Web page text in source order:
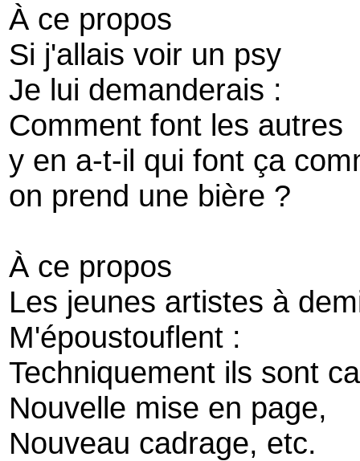
À ce propos
Si j'allais voir un psy
Je lui demanderais :
Comment font les autres
y en a-t-il qui font ça
on prend une bière ?
À ce propos
Les jeunes artistes à
M'époustouflent :
Techniquement ils sont
Nouvelle mise en page,
Nouveau cadrage, etc.